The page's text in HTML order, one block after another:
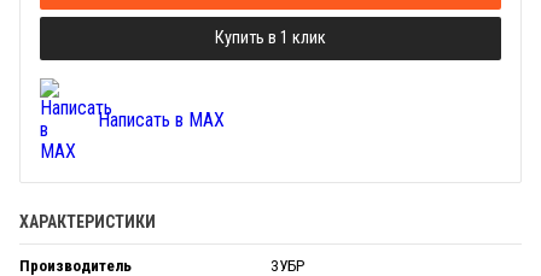
Купить в 1 клик
Написать в MAX
ХАРАКТЕРИСТИКИ
Производитель ЗУБР